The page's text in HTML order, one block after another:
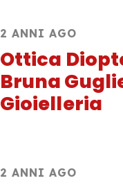
2 ANNI AGO
Ottica
Bruna
Gioielleria
2 ANNI AGO